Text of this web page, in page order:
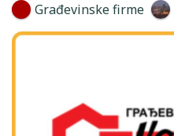
Građevinske firme